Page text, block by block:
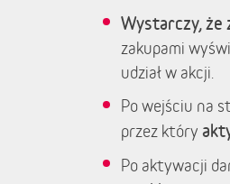
Wystarczy, że
zakupami
udział w akcji.
Po wejściu na
przez który
Po aktywacji